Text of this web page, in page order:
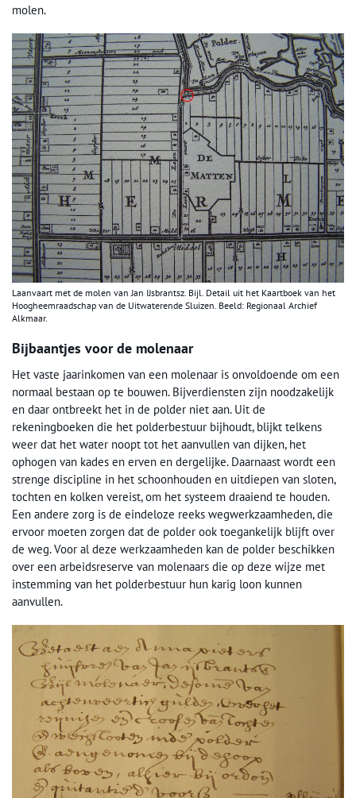
molen.
Laanvaart met de molen van Jan IJsbrantsz. Bijl. Detail uit het Kaartboek van het
Hoogheemraadschap van de Uitwaterende Sluizen. Beeld: Regionaal Archief
Alkmaar.
Bijbaantjes voor de molenaar
Het vaste jaarinkomen van een molenaar is onvoldoende om een
normaal bestaan op te bouwen. Bijverdiensten zijn noodzakelijk
en daar ontbreekt het in de polder niet aan. Uit de
rekeningboeken die het polderbestuur bijhoudt, blijkt telkens
weer dat het water noopt tot het aanvullen van dijken, het
ophogen van kades en erven en dergelijke. Daarnaast wordt een
strenge discipline in het schoonhouden en uitdiepen van sloten,
tochten en kolken vereist, om het systeem draaiend te houden.
Een andere zorg is de eindeloze reeks wegwerkzaamheden, die
ervoor moeten zorgen dat de polder ook toegankelijk blijft over
de weg. Voor al deze werkzaamheden kan de polder beschikken
over een arbeidsreserve van molenaars die op deze wijze met
instemming van het polderbestuur hun karig loon kunnen
aanvullen.